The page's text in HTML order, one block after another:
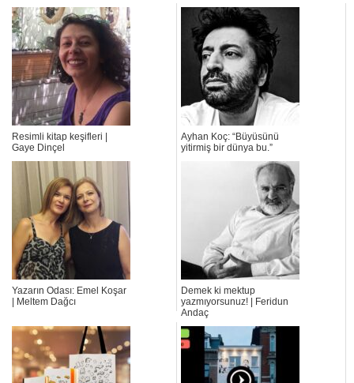
Resimli kitap keşifleri |
Gaye Dinçel
Ayhan Koç: “Büyüsünü
yitirmiş bir dünya bu.”
Yazarın Odası: Emel Koşar
| Meltem Dağcı
Demek ki mektup
yazmıyorsunuz! | Feridun
Andaç